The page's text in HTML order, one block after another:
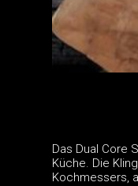
Das Dual Core
Küche. Die
Kochmessers,